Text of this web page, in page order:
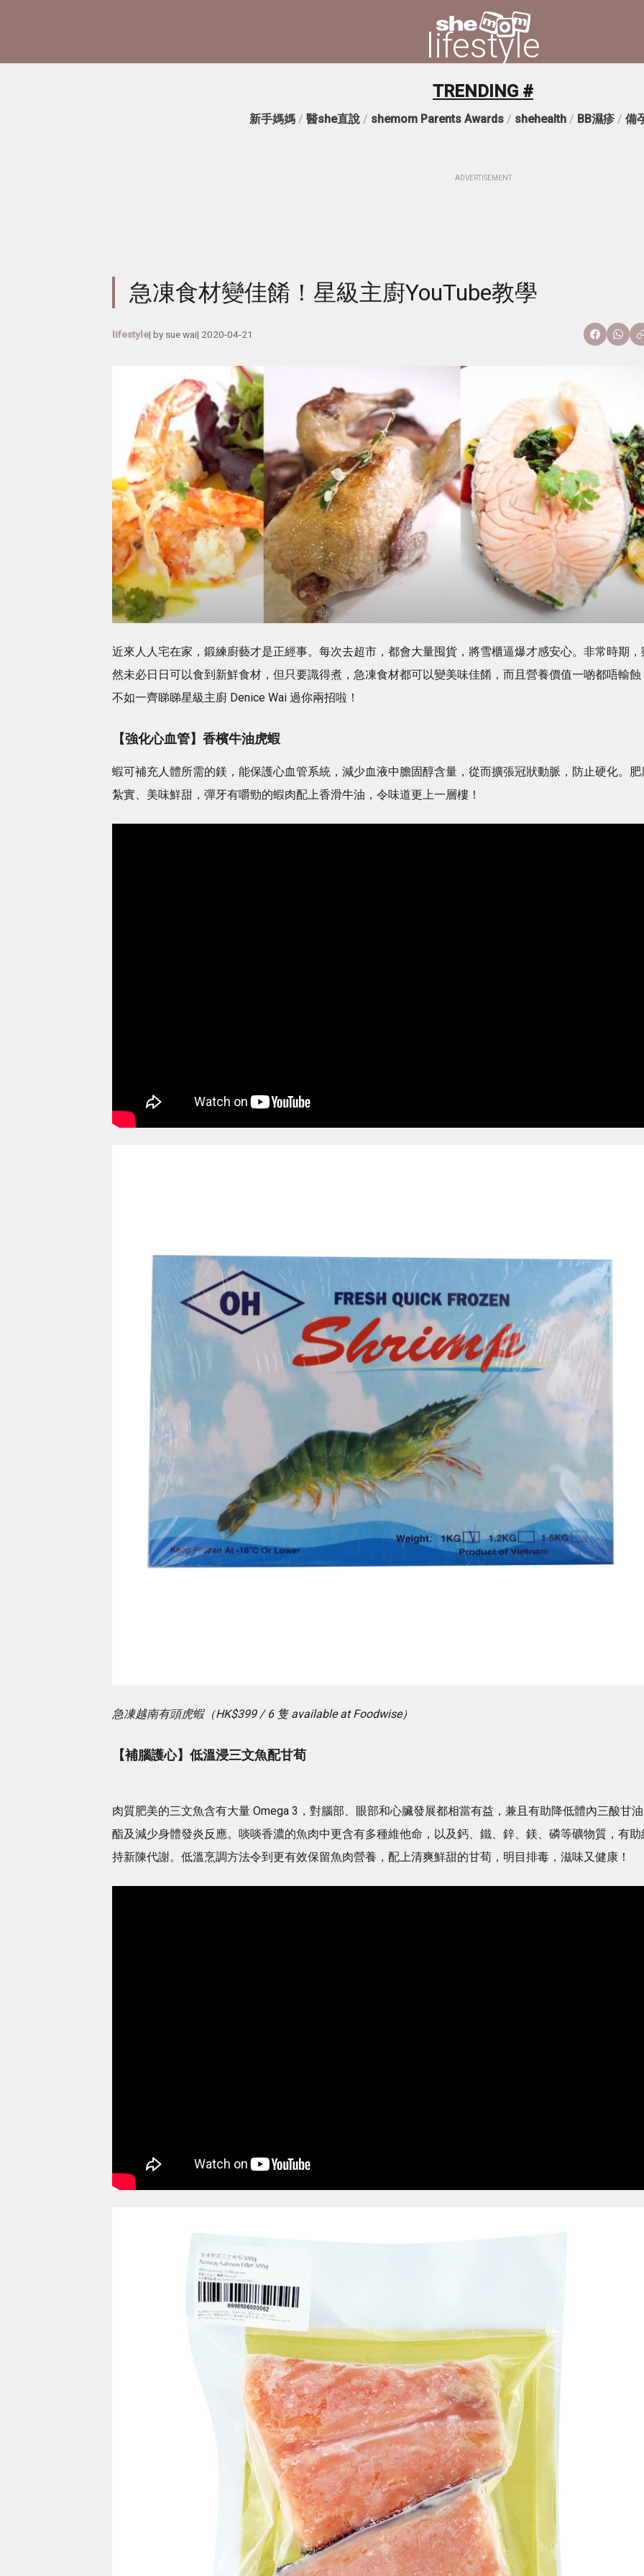
lifestyle
TRENDING #
新手媽媽 / 醫she直說 / shemom Parents Awards / shehealth / BB濕疹 / 備
ADVERTISEMENT
急凍食材變佳餚！星級主廚YouTube教學
lifestyle| by sue wai| 2020-04-21
近來人人宅在家，鍛練廚藝才是正經事。每次去超市，都會大量囤貨，將雪櫃逼爆才感安心。非常時期，
然未必日日可以食到新鮮食材，但只要識得煮，急凍食材都可以變美味佳餚，而且營養價值一啲都唔輸蝕
不如一齊睇睇星級主廚 Denice Wai 過你兩招啦！
【強化心血管】 香檳牛油虎蝦
蝦可補充人體所需的鎂，能保護心血管系統，減少血液中膽固醇含量，從而擴張冠狀動脈，防止硬化。肥
紮實、美味鮮甜，彈牙有嚼勁的蝦肉配上香滑牛油，令味道更上一層樓！
急凍越南有頭虎蝦（HK$399 / 6 隻 available at Foodwise）
【補腦護心】低溫浸三文魚配甘荀
肉質肥美的三文魚含有大量 Omega 3，對腦部、眼部和心臟發展都相當有益，兼且有助降低體內三酸甘油
酯及減少身體發炎反應。啖啖香濃的魚肉中更含有多種維他命，以及鈣、鐵、鋅、鎂、磷等礦物質，有助
持新陳代謝。低溫烹調方法令到更有效保留魚肉營養，配上清爽鮮甜的甘荀，明目排毒，滋味又健康！